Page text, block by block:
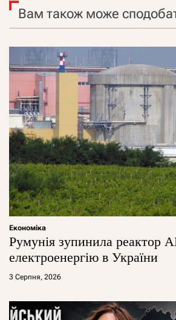
Вам також може
Економіка
Румунія зупинила реактор
електроенергію в України
3 Серпня, 2026